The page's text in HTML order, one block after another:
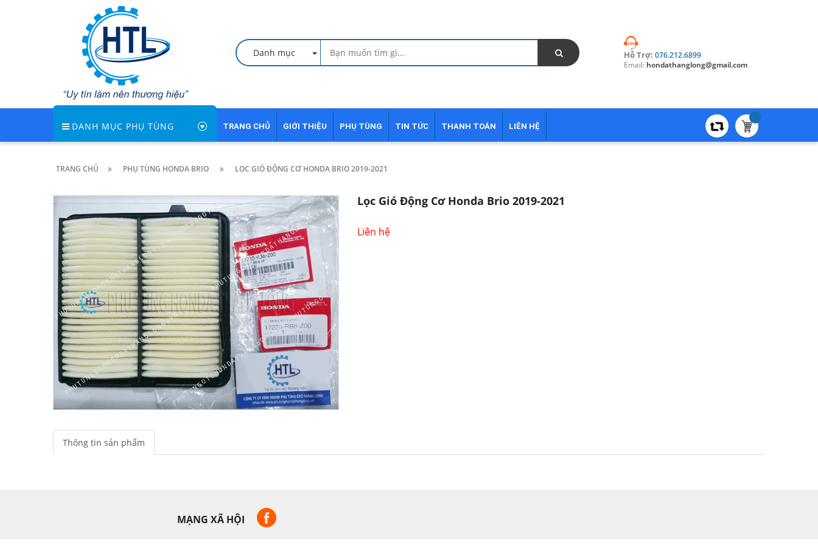
Danh mục Hỗ Trợ: 076.212.6899
Email: hondathanglong@gmail.com
DANH MỤC PHỤ TÙNG TRANG CHỦ GIỚI THIỆU PHỤ TÙNG TIN TỨC THANH TOÁN LIÊN HỆ
TRANG CHỦ PHỤ TÙNG HONDA BRIO LỌC GIÓ ĐỘNG CƠ HONDA BRIO 2019-2021
Lọc Gió Động Cơ Honda Brio 2019-2021
Liên hệ
Thông tin sản phẩm
MẠNG XÃ HỘI